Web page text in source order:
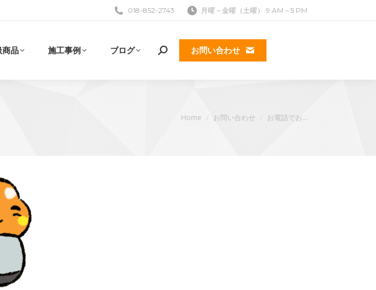
018-852-2743 月曜 – 金曜（土曜） 9 AM – 5 PM
商品 施工事例 ブログ
検
お問い合わせ
現在地:
Home お問い合わせ お電話でお…